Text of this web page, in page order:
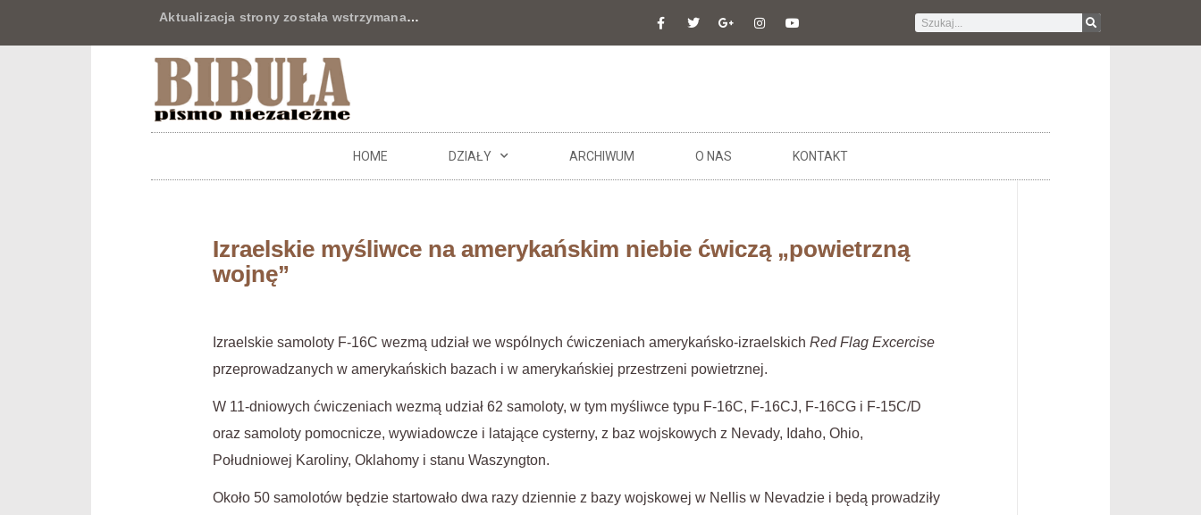
Aktualizacja strony została wstrzymana…
HOME DZIAŁY ARCHIWUM O NAS KONTAKT
Izraelskie myśliwce na amerykańskim niebie ćwiczą „powietrzną
wojnę”
Izraelskie samoloty F-16C wezmą udział we wspólnych ćwiczeniach amerykańsko-izraelskich Red Flag Excercise
przeprowadzanych w amerykańskich bazach i w amerykańskiej przestrzeni powietrznej.
W 11-dniowych ćwiczeniach wezmą udział 62 samoloty, w tym myśliwce typu F-16C, F-16CJ, F-16CG i F-15C/D
oraz samoloty pomocnicze, wywiadowcze i latające cysterny, z baz wojskowych z Nevady, Idaho, Ohio,
Południowej Karoliny, Oklahomy i stanu Waszyngton.
Około 50 samolotów będzie startowało dwa razy dziennie z bazy wojskowej w Nellis w Nevadzie i będą prowadziły